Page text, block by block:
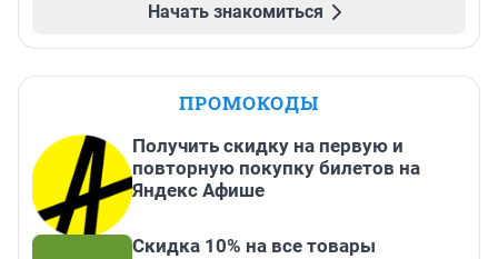
Начать знакомиться
ПРОМОКОДЫ
Получить скидку на первую и
повторную покупку билетов на
Яндекс Афише
Скидка 10% на все товары